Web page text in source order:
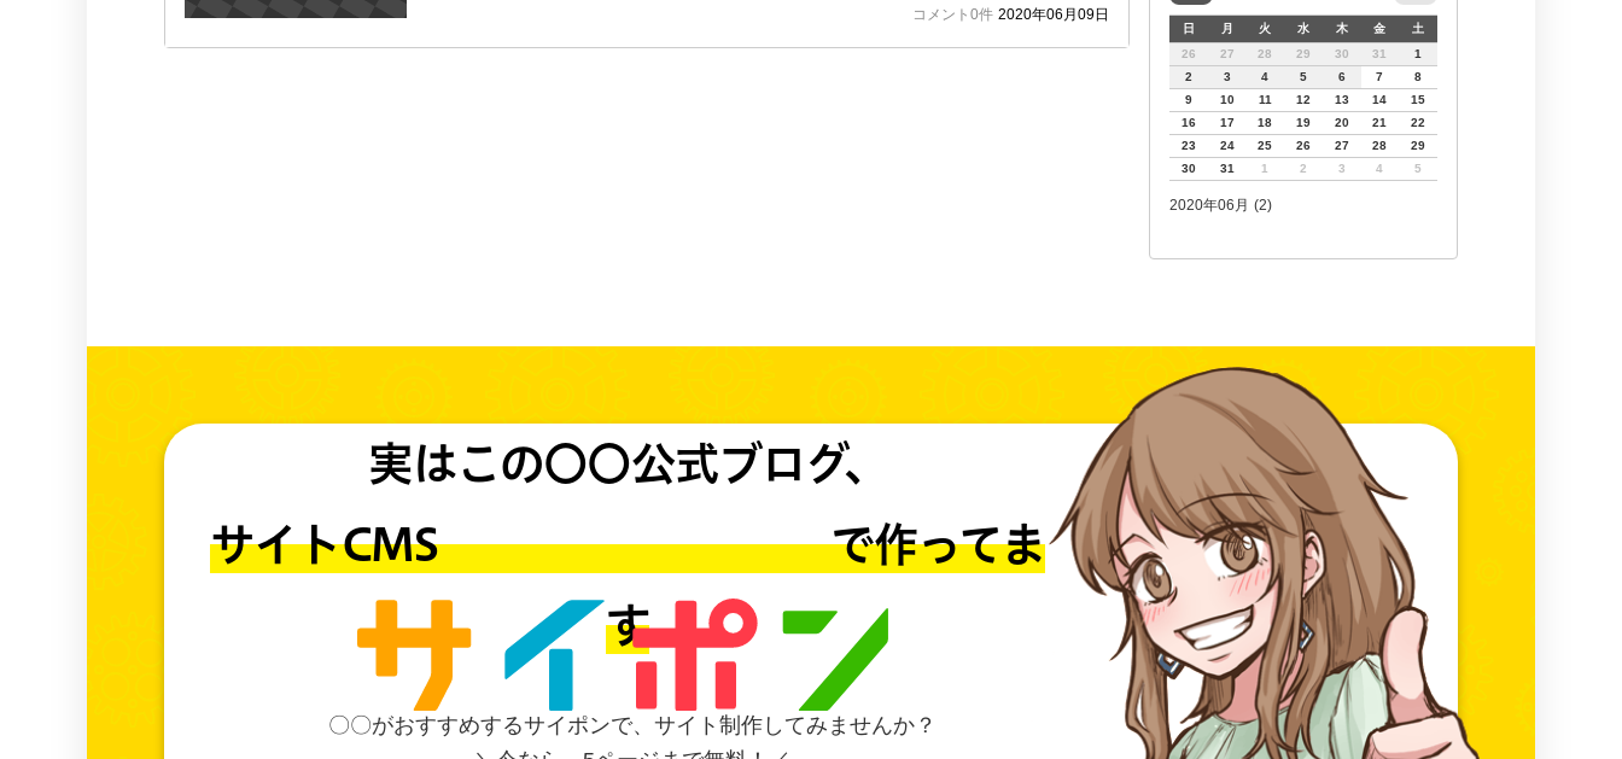
コメント0件 2020年06月09日
日 月 火 水 木 金
土
26
27 28 29 30 31
1
2
3 4 5 6 7
8
9
10 11 12 13 14
15
16
17 18 19 20 21
22
23
24 25 26 27 28
29
30
31 1 2 3 4 5
2020年06月 (2)
実はこの〇〇公式ブログ、
サイトCMS で作ってま
す
〇〇がおすすめするサイポンで、サイト制作してみませんか？